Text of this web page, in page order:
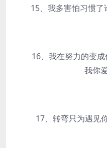
15、我多害怕习惯了
16、我在努力的变成
我你
17、转弯只为遇见你